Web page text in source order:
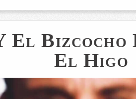
El Bizcocho
El Higo